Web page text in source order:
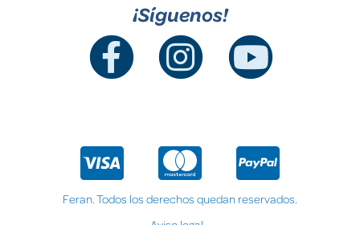
¡Síguenos!
Feran. Todos los derechos quedan reservados.